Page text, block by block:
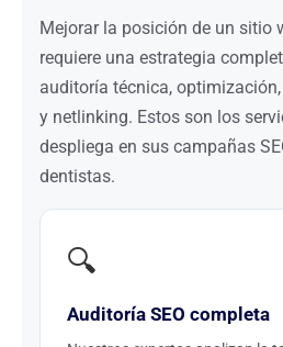
Mejorar la posición de un sitio
requiere una estrategia
auditoría técnica,
y netlinking. Estos son los
despliega en sus campañas
dentistas.
🔍
Auditoría SEO completa